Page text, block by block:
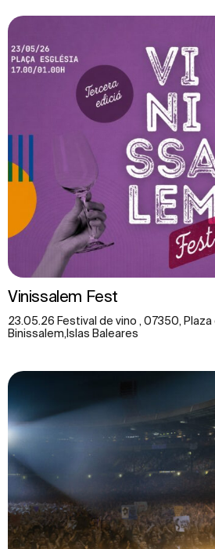
Vinissalem Fest
23.05.26 Festival de vino , 07350, Plaza
Binissalem,Islas Baleares